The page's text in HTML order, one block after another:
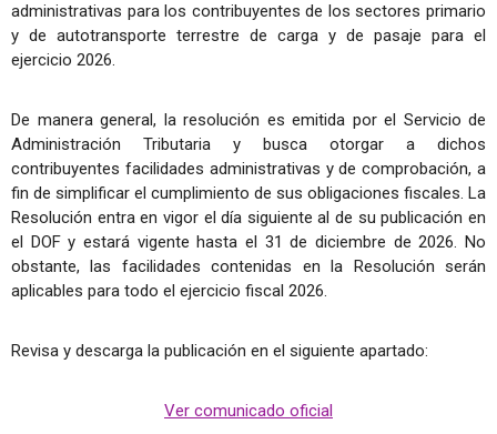
administrativas para los contribuyentes de los sectores primario
y de autotransporte terrestre de carga y de pasaje para el
ejercicio 2026.
De manera general, la resolución es emitida por el Servicio de
Administración Tributaria y busca otorgar a dichos
contribuyentes facilidades administrativas y de comprobación, a
fin de simplificar el cumplimiento de sus obligaciones fiscales. La
Resolución entra en vigor el día siguiente al de su publicación en
el DOF y estará vigente hasta el 31 de diciembre de 2026. No
obstante, las facilidades contenidas en la Resolución serán
aplicables para todo el ejercicio fiscal 2026.
Revisa y descarga la publicación en el siguiente apartado:
Ver comunicado oficial